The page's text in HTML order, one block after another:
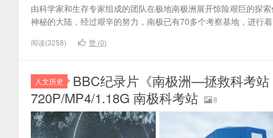
由科学家和生存专家组成的团队在极地南极洲展开惊险艰巨的探
神秘的大陆，经过艰辛的努力，南极已有70多个考察基地，进行
阅读(3258) 赞 (0)
人文历史
BBC纪录片《南极洲—拯救科考站
720P/MP4/1.18G 南极科考站
8